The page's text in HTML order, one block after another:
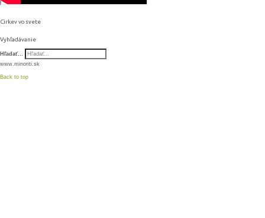
Cirkev vo svete
Vyhľadávanie
Hľadať...
www.minoriti.sk
Back to top